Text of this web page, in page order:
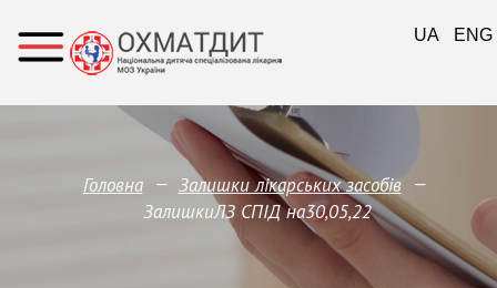
Головна — Залишки лікарських засобів —
ЗалишкиЛЗ СПІД на30,05,22
UA ENG